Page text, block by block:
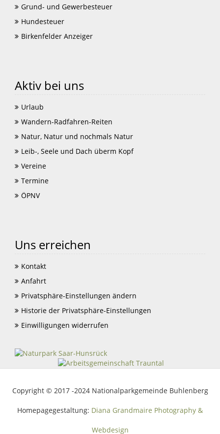
Grund- und Gewerbesteuer
Hundesteuer
Birkenfelder Anzeiger
Aktiv bei uns
Urlaub
Wandern-Radfahren-Reiten
Natur, Natur und nochmals Natur
Leib-, Seele und Dach überm Kopf
Vereine
Termine
ÖPNV
Uns erreichen
Kontakt
Anfahrt
Privatsphäre-Einstellungen ändern
Historie der Privatsphäre-Einstellungen
Einwilligungen widerrufen
Copyright © 2017 -2024 Nationalparkgemeinde Buhlenberg
Homepagegestaltung: Diana Grandmaire Photography &
Webdesign